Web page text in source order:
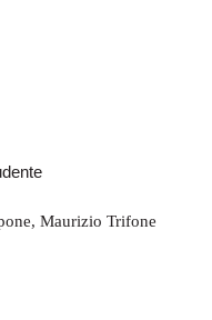
libro dello
, Maurizio Trifone